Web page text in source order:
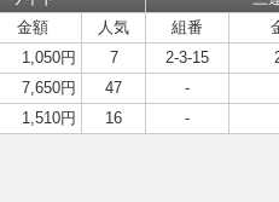
金額 人気 組番
1,050円 7 2-3-15
7,650円 47
-
1,510円 16 -